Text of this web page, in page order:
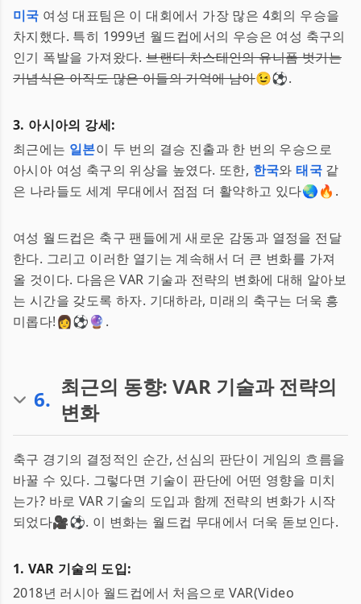
미국 여성 대표팀은 이 대회에서 가장 많은 4회의 우승을
차지했다. 특히 1999년 월드컵에서의 우승은 여성 축구의
인기 폭발을 가져왔다.브랜디 차스테인의 유니폼 벗기는
기념식은 아직도 많은 이들의 기억에 남아😉⚽.
3. 아시아의 강세:
최근에는 일본이 두 번의 결승 진출과 한 번의 우승으로
아시아 여성 축구의 위상을 높였다. 또한, 한국와태국 같
은 나라들도 세계 무대에서 점점 더 활약하고 있다🌏🔥.
여성 월드컵은 축구 팬들에게 새로운 감동과 열정을 전달
한다. 그리고 이러한 열기는 계속해서 더 큰 변화를 가져
올 것이다. 다음은 VAR 기술과 전략의 변화에 대해 알아보
는 시간을 갖도록 하자. 기대하라, 미래의 축구는 더욱 흥
미롭다!👩⚽🔮.
6. 최근의 동향: VAR 기술과 전략의
변화
축구 경기의 결정적인 순간, 선심의 판단이 게임의 흐름을
바꿀 수 있다. 그렇다면 기술이 판단에 어떤 영향을 미치
는가? 바로 VAR 기술의 도입과 함께 전략의 변화가 시작
되었다🎥⚽️. 이 변화는 월드컵 무대에서 더욱 돋보인다.
1. VAR 기술의 도입:
2018년 러시아 월드컵에서 처음으로 VAR(Video